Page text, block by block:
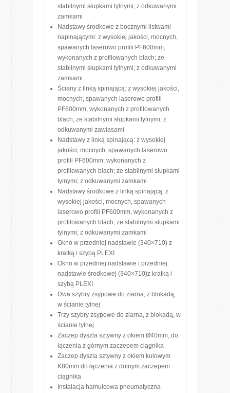
stabilnymi słupkami tylnymi; z odkuwanymi
zamkami
Nadstawy środkowe z bocznymi listwami
napinającymi: z wysokiej jakości, mocnych,
spawanych laserowo profili PF600mm,
wykonanych z profilowanych blach; ze
stabilnymi słupkami tylnymi; z odkuwanymi
zamkami
Ściany z linką spinającą: z wysokiej jakości,
mocnych, spawanych laserowo profili
PF600mm, wykonanych z profilowanych
blach; ze stabilnymi słupkami tylnymi; z
odkuwanymi zawiasami
Nadstawy z linką spinającą: z wysokiej
jakości, mocnych, spawanych laserowo
profili PF600mm, wykonanych z
profilowanych blach; ze stabilnymi słupkami
tylnymi; z odkuwanymi zamkami
Nadstawy środkowe z linką spinającą: z
wysokiej jakości, mocnych, spawanych
laserowo profili PF600mm, wykonanych z
profilowanych blach; ze stabilnymi słupkami
tylnymi; z odkuwanymi zamkami
Okno w przedniej nadstawie (340×710) z
kratką i szybą PLEXI
Okno w przedniej nadstawie i przedniej
nadstawie środkowej (340×710)z kratką i
szybą PLEXI
Dwa szybry zsypowe do ziarna, z blokadą,
w ścianie tylnej
Trzy szybry zsypowe do ziarna, z blokadą, w
ścianie tylnej
Zaczep dyszla sztywny z okiem Ø40mm, do
łączenia z górnym zaczepem ciągnika
Zaczep dyszla sztywny z okiem kulowym
K80mm do łączenia z dolnym zaczepem
ciągnika
Instalacja hamulcowa pneumatyczna